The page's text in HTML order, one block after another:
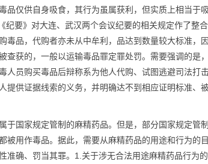
仅供自身吸食，其行为虽属获利，但实质上相当于
要》对大连、武汉两个会议纪要的相关规定作了整
毒品，代购者亦未从中牟利，品达到数量较大标准，
获的，一般以运输毒品罪定罪处罚。需要强调的是，
员购买毒品后辩称系为他人代购、试图逃避司法打击
提供证据线索的义务，并明确达不到相应证明标准、
于国家规定管制的麻精药品。但是，部分国家规定管
被用作毒品。据此，需要从麻精药品的用途和行为的
准确、罚当其罪。1.关于涉无合法用途麻精药品行为